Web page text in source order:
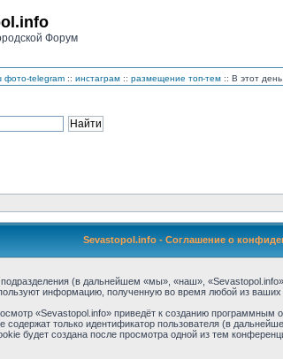
Форум
фото-telegram :: инстаграм :: размещение топ-тем :: В этот
Sevastopol.info - Соглашение о
(в дальнейшем «мы», «наш»,
информацию, полученную во время любой из
«Sevastopol.info» приведёт к созданию
только идентификатор пользователя (в
будет создана после просмотра одной из тем